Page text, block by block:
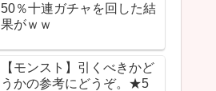
50％十連ガチャを回した結
果がｗｗ
【モンスト】引くべきかど
うかの参考にどうぞ。★5